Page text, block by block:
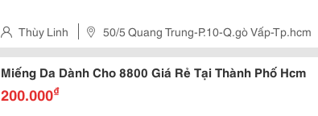
Thùy Linh 50/5 Quang Trung-P.10-Q.gò Vấp-Tp.hcm
Miếng Da Dành Cho 8800 Giá Rẻ Tại Thành Phố Hcm
200.000₫